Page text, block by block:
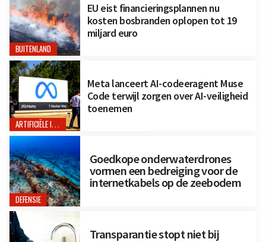
BUITENLAND
EU eist financieringsplannen nu
kosten bosbranden oplopen tot 19
miljard euro
ARTIFICIËLE INTELLIGENTIE
Meta lanceert AI-codeeragent Muse
Code terwijl zorgen over AI-veiligheid
toenemen
DEFENSIE
Goedkope onderwaterdrones
vormen een bedreiging voor de
internetkabels op de zeebodem
Transparantie stopt niet bij